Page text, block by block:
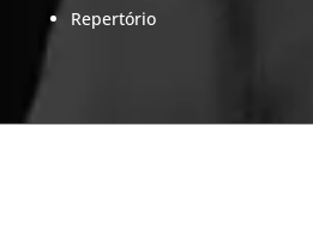
Repertório